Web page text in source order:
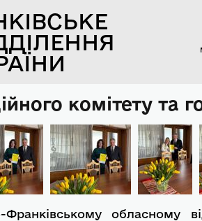
комітету та
обласному